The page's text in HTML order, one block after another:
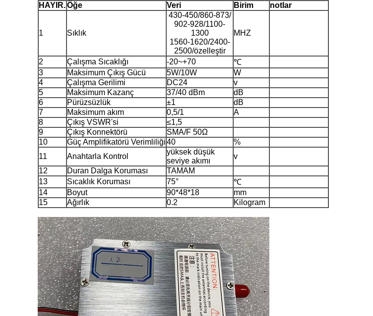
HAYIR.Öğe Veri Birim notlar
1 Sıklık
430-450/860-873/
902-928/1100-
1300
1560-1620/2400-
2500/özelleştir
MHZ
2 Çalışma Sıcaklığı -20~+70
℃
3
Maksimum Çıkış Gücü 5W/10W
W
4
Çalışma Gerilimi DC24
v
5
Maksimum Kazanç 37/40 dBm
dB
6
Pürüzsüzlük ±1
dB
7
Maksimum akım 0,5/1
A
8
Çıkış VSWR'si
≤1,5
9
Çıkış Konnektörü
SMA/F 50Ω
10
Güç Amplifikatörü Verimliliği40
%
11
Anahtarla Kontrol
yüksek düşük
seviye akımı
v
12
Duran Dalga Koruması
TAMAM
13
Sıcaklık Koruması 75°
℃
14
Boyut 90*48*18
mm
15
Ağırlık 0.2 Kilogram